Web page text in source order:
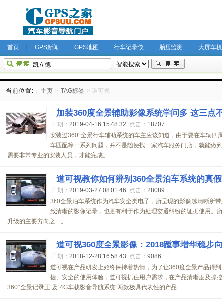
首页 GPS新闻 GPS地图 行车记录仪 胎压监测 大屏车机
当前位置: ： 主页 > TAG标签 > 道可视
加装360度全景辅助影像系统学问多 这三点
日期： 2019-04-16 15:48:32 点击： 18707
安装过360°全景行车辅助系统的车主应该知道，由于要在车辆四
车匹配等一系列问题，并不是随便找一家汽车服务门店，就能做
需要非常专业的安装人员，才能完成。...
道可视教你如何辨别360全景泊车系统的真
日期： 2019-03-27 08:01:46 点击： 28089
360全景泊车系统作为汽车安全类电子，所呈现的影像越清晰所
致清晰的影像记录，也更有利于作为处理交通纠纷的证据使用。
升级的主要方向之一。...
道可视360度全景影像：2018踵事增华稳步
日期： 2018-12-28 16:58:43 点击： 9086
道可视在产品研发上始终保持着热情，为了让360度全景产品得
捷、安全的使用体验，道可视抓住用户需求，在产品清晰度及操
360°全景记录王”及“4G车载影音导航系统”两款极具代表性的产品...